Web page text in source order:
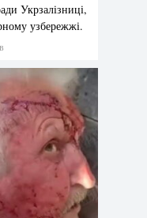
Укрзалізниці,
узбережжі.